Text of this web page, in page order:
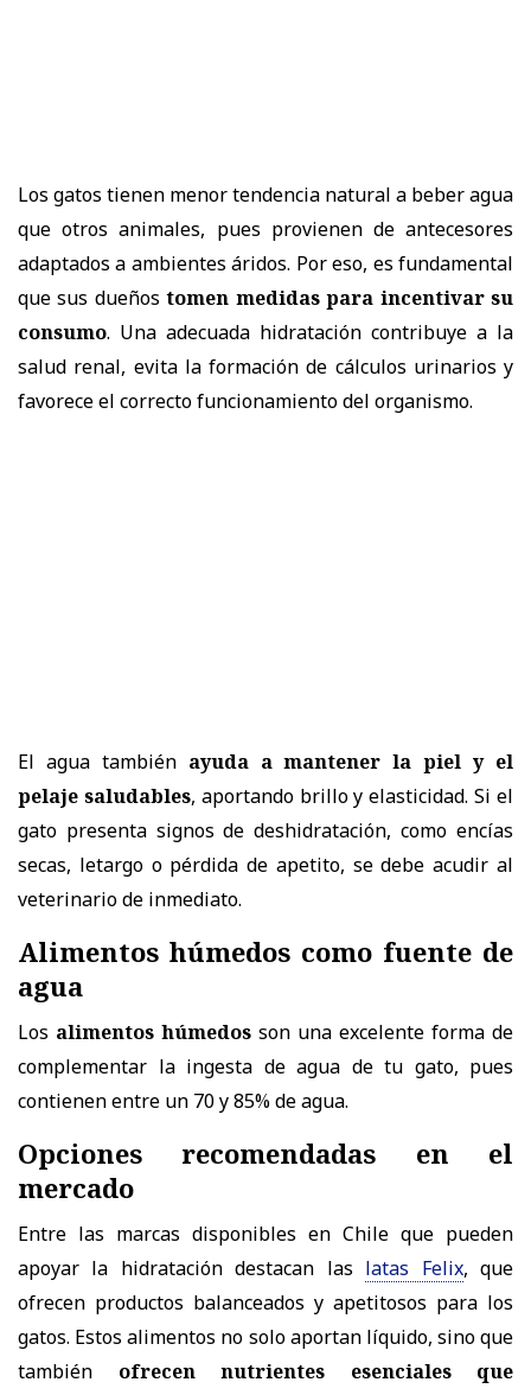
Los gatos tienen menor tendencia natural a beber agua
que otros animales, pues provienen de antecesores
adaptados a ambientes áridos. Por eso, es fundamental
que sus dueñostomen medidas para incentivar su
consumo. Una adecuada hidratación contribuye a la
salud renal, evita la formación de cálculos urinarios y
favorece el correcto funcionamiento del organismo.
El agua también ayuda a mantener la piel y el
pelaje saludables, aportando brillo y elasticidad. Si el
gato presenta signos de deshidratación, como encías
secas, letargo o pérdida de apetito, se debe acudir al
veterinario de inmediato.
Alimentos húmedos como fuente de
agua
Los alimentos húmedos son una excelente forma de
complementar la ingesta de agua de tu gato, pues
contienen entre un 70 y 85% de agua.
Opciones recomendadas en el
mercado
Entre las marcas disponibles en Chile que pueden
apoyar la hidratación destacan las latas Felix, que
ofrecen productos balanceados y apetitosos para los
gatos. Estos alimentos no solo aportan líquido, sino que
también ofrecen nutrientes esenciales que